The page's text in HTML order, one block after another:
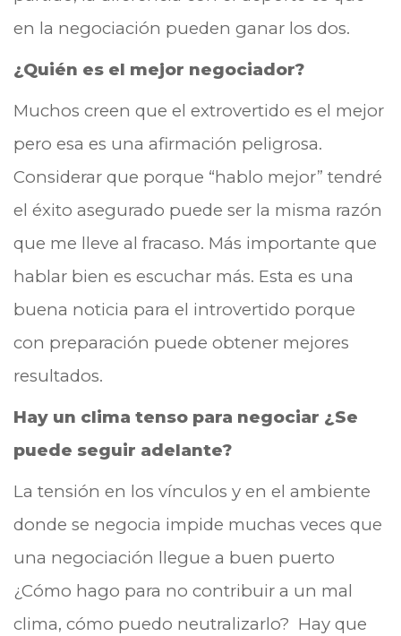
en la negociación pueden ganar los dos.
¿Quién es el mejor negociador?
Muchos creen que el extrovertido es el mejor
pero esa es una afirmación peligrosa.
Considerar que porque “hablo mejor” tendré
el éxito asegurado puede ser la misma razón
que me lleve al fracaso. Más importante que
hablar bien es escuchar más. Esta es una
buena noticia para el introvertido porque
con preparación puede obtener mejores
resultados.
Hay un clima tenso para negociar ¿Se
puede seguir adelante?
La tensión en los vínculos y en el ambiente
donde se negocia impide muchas veces que
una negociación llegue a buen puerto
¿Cómo hago para no contribuir a un mal
clima, cómo puedo neutralizarlo? Hay que